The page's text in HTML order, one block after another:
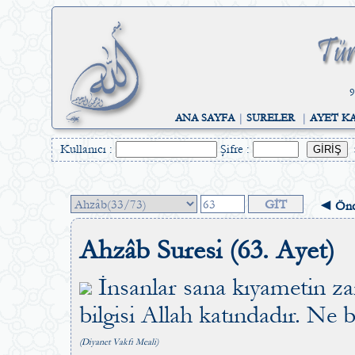
ANA SAYFA| SURELER| AYET
Kullanıcı : Şifre :
◄
Ahzâb Suresi (63. Ayet)
İnsanlar sana kıyametin
bilgisi Allah katındadır. Ne
(Diyanet Vakfı Meali)